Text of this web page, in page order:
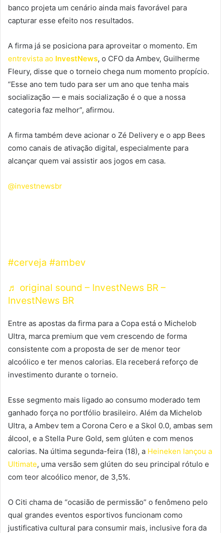
banco projeta um cenário ainda mais favorável para
capturar esse efeito nos resultados.
A firma já se posiciona para aproveitar o momento. Em
entrevista ao InvestNews, o CFO da Ambev, Guilherme
Fleury, disse que o torneio chega num momento propício.
“Esse ano tem tudo para ser um ano que tenha mais
socialização — e mais socialização é o que a nossa
categoria faz melhor”, afirmou.
A firma também deve acionar o Zé Delivery e o app Bees
como canais de ativação digital, especialmente para
alcançar quem vai assistir aos jogos em casa.
@investnewsbr
#cerveja #ambev
♬ original sound – InvestNews BR –
InvestNews BR
Entre as apostas da firma para a Copa está o Michelob
Ultra, marca premium que vem crescendo de forma
consistente com a proposta de ser de menor teor
alcoólico e ter menos calorias. Ela receberá reforço de
investimento durante o torneio.
Esse segmento mais ligado ao consumo moderado tem
ganhado força no portfólio brasileiro. Além da Michelob
Ultra, a Ambev tem a Corona Cero e a Skol 0.0, ambas sem
álcool, e a Stella Pure Gold, sem glúten e com menos
calorias. Na última segunda-feira (18), a Heineken lançou a
Ultimate, uma versão sem glúten do seu principal rótulo e
com teor alcoólico menor, de 3,5%.
O Citi chama de “ocasião de permissão” o fenômeno pelo
qual grandes eventos esportivos funcionam como
justificativa cultural para consumir mais, inclusive fora da